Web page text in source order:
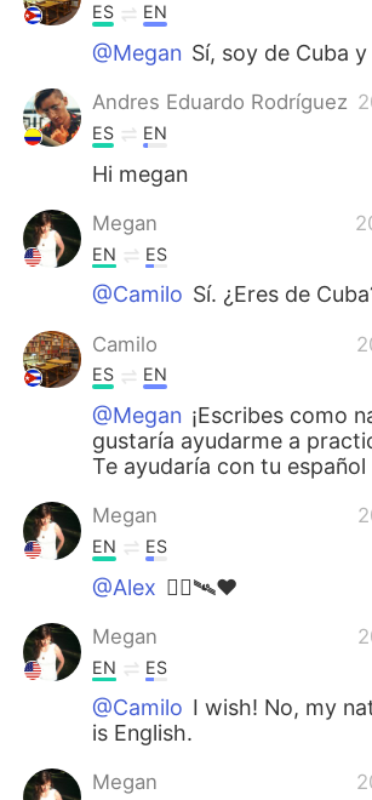
ES EN
@Megan Sí, soy de Cuba
Andres Eduardo Rodríguez
ES EN
Hi megan
Megan
EN ES
@Camilo Sí. ¿Eres de
Camilo
ES EN
@Megan ¡Escribes como
gustaría ayudarme a
Te ayudaría con tu español
Megan
EN ES
@Alex 👍🏽🛰❤️
Megan
EN ES
@Camilo I wish! No, my
is English.
Megan